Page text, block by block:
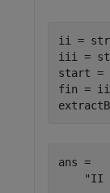
ii =
iii =
start
fin =
ans =
    "II